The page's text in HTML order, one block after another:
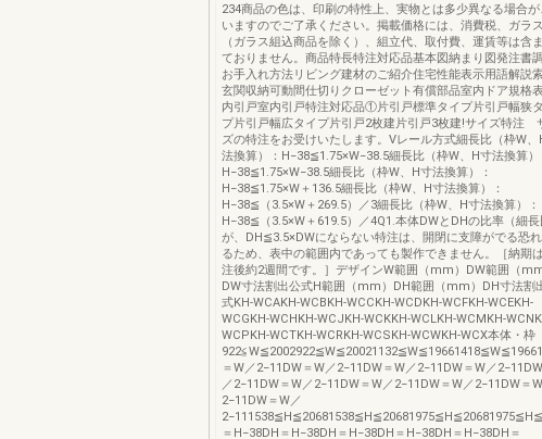
234商品の色は、印刷の特性上、実物とは多少異なる場合
いますのでご了承ください。掲載価格には、消費税、ガラ
（ガラス組込商品を除く）、組立代、取付費、運賃等は含
ておりません。商品特長特注対応品基本図納まり図発注書
お手入れ方法リビング建材のご紹介住宅性能表示用語解説
玄関収納可動間仕切りクローゼット有償部品室内ドア規格
内引戸室内引戸特注対応品①片引戸標準タイプ片引戸幅狭
プ片引戸幅広タイプ片引戸2枚建片引戸3枚建!サイズ特注
ズの特注をお受けいたします。Vレール方式細長比（枠W、
法換算）：H−38≦1.75×W−38.5細長比（枠W、H寸法換算）
H−38≦1.75×W−38.5細長比（枠W、H寸法換算）：
H−38≦1.75×W＋136.5細長比（枠W、H寸法換算）：
H−38≦（3.5×W＋269.5）／3細長比（枠W、H寸法換算）：
H−38≦（3.5×W＋619.5）／4Q1.本体DWとDHの比率（細長
が、DH≦3.5×DWにならない特注は、開閉に支障がでる恐
るため、表中の範囲内であっても製作できません。［納期
注後約2週間です。］デザインW範囲（mm）DW範囲（mm
DW寸法割出公式H範囲（mm）DH範囲（mm）DH寸法割
式KH-WCAKH-WCBKH-WCCKH-WCDKH-WCFKH-WCEKH-
WCGKH-WCHKH-WCJKH-WCKKH-WCLKH-WCMKH-
WCPKH-WCTKH-WCRKH-WCSKH-WCWKH-WCX本体・枠
＝W／2−11DW＝W／2−11DW＝W／2−11DW＝W／
／2−11DW＝W／2−11DW＝W／2−11DW＝W／2−11DW＝
2−11DW＝W／
＝H−38DH＝H−38DH＝H−38DH＝H−38DH＝H−38DH＝